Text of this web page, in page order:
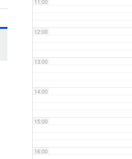
11:00
12:00
13:00
14:00
15:00
16:00